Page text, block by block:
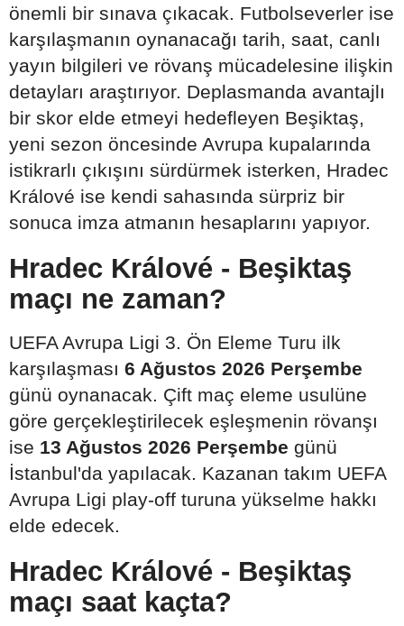
önemli bir sınava çıkacak. Futbolseverler ise
karşılaşmanın oynanacağı tarih, saat, canlı
yayın bilgileri ve rövanş mücadelesine ilişkin
detayları araştırıyor. Deplasmanda avantajlı
bir skor elde etmeyi hedefleyen Beşiktaş,
yeni sezon öncesinde Avrupa kupalarında
istikrarlı çıkışını sürdürmek isterken, Hradec
Králové ise kendi sahasında sürpriz bir
sonuca imza atmanın hesaplarını yapıyor.
Hradec Králové - Beşiktaş
maçı ne zaman?
UEFA Avrupa Ligi 3. Ön Eleme Turu ilk
karşılaşması 6 Ağustos 2026 Perşembe
günü oynanacak. Çift maç eleme usulüne
göre gerçekleştirilecek eşleşmenin rövanşı
ise 13 Ağustos 2026 Perşembe günü
İstanbul'da yapılacak. Kazanan takım UEFA
Avrupa Ligi play-off turuna yükselme hakkı
elde edecek.
Hradec Králové - Beşiktaş
maçı saat kaçta?